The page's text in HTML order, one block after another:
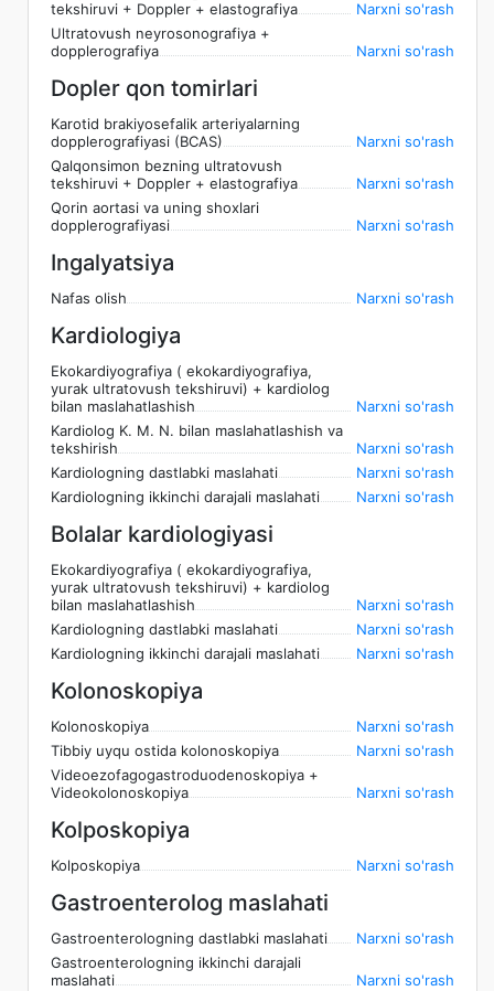
tekshiruvi + Doppler + elastografiya
Narxni so'rash
Ultratovush neyrosonografiya +
dopplerografiya
Narxni so'rash
Dopler qon tomirlari
Karotid brakiyosefalik arteriyalarning
dopplerografiyasi (BCAS)
Narxni so'rash
Qalqonsimon bezning ultratovush
tekshiruvi + Doppler + elastografiya
Narxni so'rash
Qorin aortasi va uning shoxlari
dopplerografiyasi
Narxni so'rash
Ingalyatsiya
Nafas olish Narxni so'rash
Kardiologiya
Ekokardiyografiya ( ekokardiyografiya,
yurak ultratovush tekshiruvi) + kardiolog
bilan maslahatlashish
Narxni so'rash
Kardiolog K. M. N. bilan maslahatlashish va
tekshirish
Narxni so'rash
Kardiologning dastlabki maslahati
Narxni so'rash
Kardiologning ikkinchi darajali maslahati
Narxni so'rash
Bolalar kardiologiyasi
Ekokardiyografiya ( ekokardiyografiya,
yurak ultratovush tekshiruvi) + kardiolog
bilan maslahatlashish
Narxni so'rash
Kardiologning dastlabki maslahati
Narxni so'rash
Kardiologning ikkinchi darajali maslahati
Narxni so'rash
Kolonoskopiya
Kolonoskopiya
Narxni so'rash
Tibbiy uyqu ostida kolonoskopiya
Narxni so'rash
Videoezofagogastroduodenoskopiya +
Videokolonoskopiya
Narxni so'rash
Kolposkopiya
Kolposkopiya Narxni so'rash
Gastroenterolog maslahati
Gastroenterologning dastlabki maslahati
Narxni so'rash
Gastroenterologning ikkinchi darajali
maslahati
Narxni so'rash